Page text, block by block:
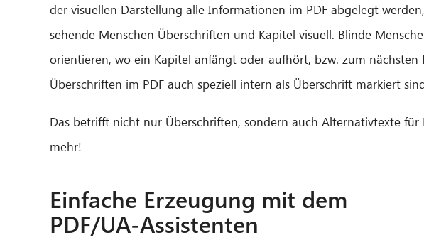
der visuellen Darstellung alle Informationen im PDF abgelegt
sehende Menschen Überschriften und Kapitel visuell. Blinde
orientieren, wo ein Kapitel anfängt oder aufhört, bzw. zum
Überschriften im PDF auch speziell intern als Überschrift markiert
Das betrifft nicht nur Überschriften, sondern auch Alternativtexte
mehr!
Einfache Erzeugung mit dem
PDF/UA-Assistenten